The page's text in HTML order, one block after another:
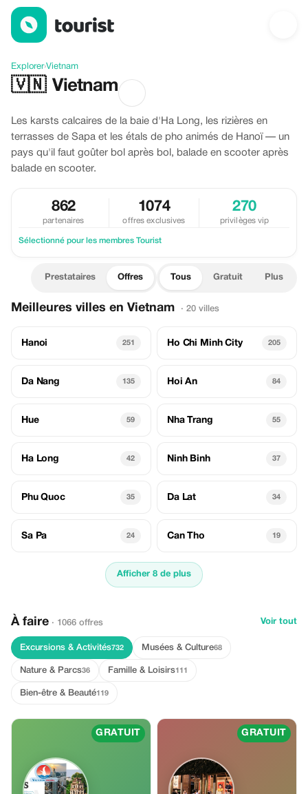
Offres à Vietnam
Explorer›Vietnam
🇻🇳 Vietnam
Les karsts calcaires de la baie d'Ha Long, les rizières en
terrasses de Sapa et les étals de pho animés de Hanoï — un
pays qu'il faut goûter bol après bol, balade en scooter après
balade en scooter.
862
partenaires
1074
offres exclusives
270
privilèges vip
Sélectionné pour les membres Tourist
Prestataires Offres Tous Gratuit Plus
Meilleures villes en Vietnam · 20 villes
Hanoi 251 Ho Chi Minh City 205
Da Nang 135 Hoi An 84
Hue 59 Nha Trang 55
Ha Long 42 Ninh Binh 37
Phu Quoc 35 Da Lat 34
Sa Pa 24 Can Tho 19
Afficher 8 de plus
À faire · 1066 offres Voir tout
Excursions & Activités732 Musées & Culture68
Nature & Parcs36 Famille & Loisirs111
Bien-être & Beauté119
GRATUIT GRATUIT